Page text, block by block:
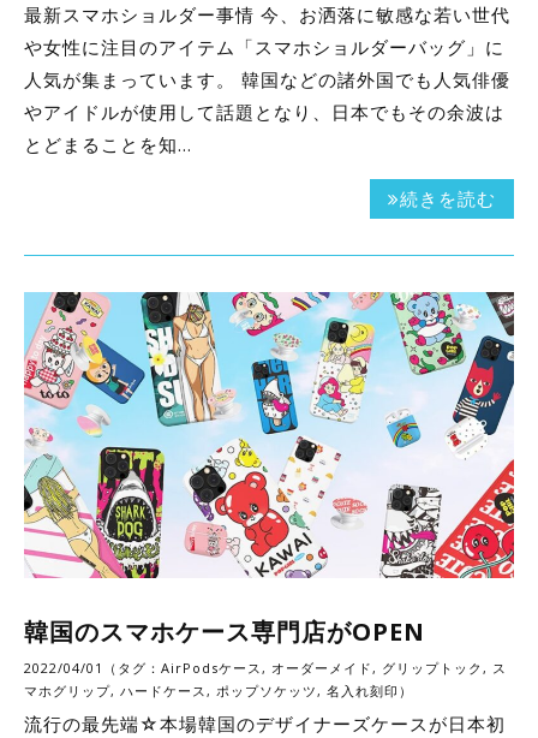
最新スマホショルダー事情 今、お洒落に敏感な若い世代
や女性に注目のアイテム「スマホショルダーバッグ」に
人気が集まっています。 韓国などの諸外国でも人気俳優
やアイドルが使用して話題となり、日本でもその余波は
とどまることを知…
続きを読む
韓国のスマホケース専門店がOPEN
2022/04/01（タグ： AirPodsケース, オーダーメイド, グリップトック , ス
マホグリップ, ハードケース, ポップソケッツ, 名入れ刻印 ）
流行の最先端☆本場韓国のデザイナーズケースが日本初